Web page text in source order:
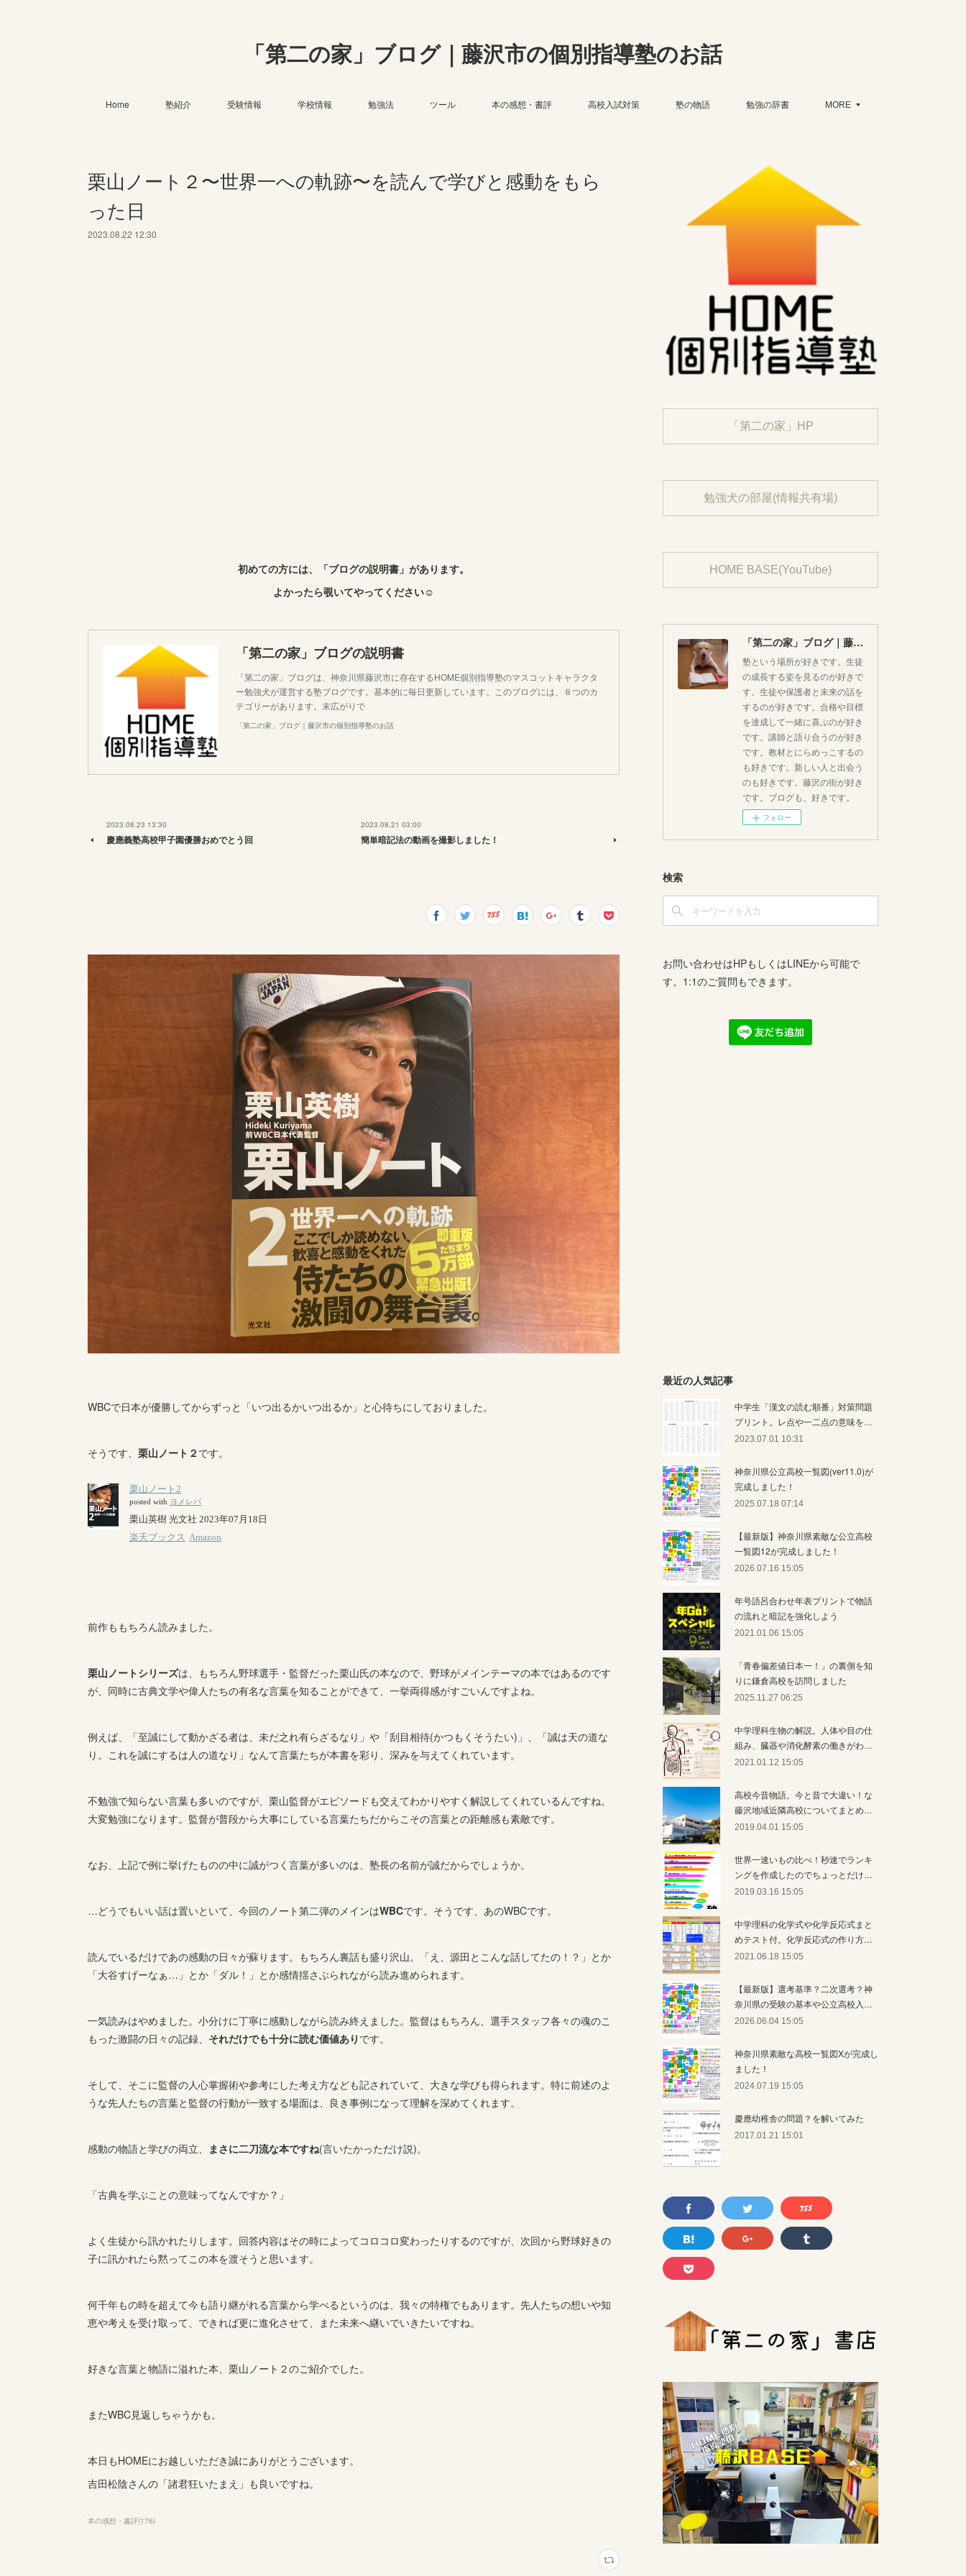
「第二の家」ブログ｜藤沢市の個別指導塾のお話
Home 塾紹介 受験情報 学校情報 勉強法 ツール 本の感想・書評 高校入試対策 塾の物語 勉強の辞書 MORE
栗山ノート２〜世界一への軌跡〜を読んで学びと感動をもら
った日
2023.08.22 12:30
初めての方には、「ブログの説明書」があります。
よかったら覗いてやってください☺︎
「第二の家」ブログの説明書
「第二の家」ブログは、神奈川県藤沢市に存在するHOME個別指導塾のマスコットキャラクタ
ー勉強犬が運営する塾ブログです。基本的に毎日更新しています。このブログには、８つのカ
テゴリーがあります。末広がりで
「第二の家」ブログ｜藤沢市の個別指導塾のお話
2023.08.23 13:30
慶應義塾高校甲子園優勝おめでとう回
2023.08.21 03:00
簡単暗記法の動画を撮影しました！
WBCで日本が優勝してからずっと「いつ出るかいつ出るか」と心待ちにしておりました。
そうです、 栗山ノート２ です。
前作ももちろん読みました。
栗山ノートシリーズは、もちろん野球選手・監督だった栗山氏の本なので、野球がメインテーマの本ではあるのです
が、同時に古典文学や偉人たちの有名な言葉を知ることができて、一挙両得感がすごいんですよね。
例えば、「至誠にして動かざる者は、未だ之れ有らざるなり」や「刮目相待(かつもくそうたい)」、「誠は天の道な
り。これを誠にするは人の道なり」なんて言葉たちが本書を彩り、深みを与えてくれています。
不勉強で知らない言葉も多いのですが、栗山監督がエピソードも交えてわかりやすく解説してくれているんですね。
大変勉強になります。監督が普段から大事にしている言葉たちだからこその言葉との距離感も素敵です。
なお、上記で例に挙げたものの中に誠がつく言葉が多いのは、塾長の名前が誠だからでしょうか。
…どうでもいい話は置いといて、今回のノート第二弾のメインはWBCです。そうです、あのWBCです。
読んでいるだけであの感動の日々が蘇ります。もちろん裏話も盛り沢山。「え、源田とこんな話してたの！？」とか
「大谷すげーなぁ…」とか「ダル！」とか感情揺さぶられながら読み進められます。
一気読みはやめました。小分けに丁寧に感動しながら読み終えました。監督はもちろん、選手スタッフ各々の魂のこ
もった激闘の日々の記録、 それだけでも十分に読む価値あり です。
そして、そこに監督の人心掌握術や参考にした考え方なども記されていて、大きな学びも得られます。特に前述のよ
うな先人たちの言葉と監督の行動が一致する場面は、良き事例になって理解を深めてくれます。
感動の物語と学びの両立、 まさに二刀流な本ですね(言いたかっただけ説)。
「古典を学ぶことの意味ってなんですか？」
よく生徒から訊かれたりします。回答内容はその時によってコロコロ変わったりするのですが、次回から野球好きの
子に訊かれたら黙ってこの本を渡そうと思います。
何千年もの時を超えて今も語り継がれる言葉から学べるというのは、我々の特権でもあります。先人たちの想いや知
恵や考えを受け取って、できれば更に進化させて、また未来へ継いでいきたいですね。
好きな言葉と物語に溢れた本、栗山ノート２のご紹介でした。
またWBC見返しちゃうかも。
本日もHOMEにお越しいただき誠にありがとうございます。
吉田松陰さんの「諸君狂いたまえ」も良いですね。
本の感想・書評(176)
「第二の家」HP
勉強犬の部屋(情報共有場)
HOME BASE(YouTube)
「第二の家」ブログ｜藤沢市の個別指導塾のお話
塾という場所が好きです。生徒
の成長する姿を見るのが好きで
す。生徒や保護者と未来の話を
するのが好きです。合格や目標
を達成して一緒に喜ぶのが好き
です。講師と語り合うのが好き
です。教材とにらめっこするの
も好きです。新しい人と出会う
のも好きです。藤沢の街が好き
です。ブログも、好きです。
フォロー
検索
お問い合わせはHPもしくはLINEから可能で
す。1:1のご質問もできます。
最近の人気記事
中学生「漢文の読む順番」対策問題
プリント。レ点や一二点の意味を…
2023.07.01 10:31
神奈川県公立高校一覧図(ver11.0)が
完成しました！
2025.07.18 07:14
【最新版】神奈川県素敵な公立高校
一覧図12が完成しました！
2026.07.16 15:05
年号語呂合わせ年表プリントで物語
の流れと暗記を強化しよう
2021.01.06 15:05
「青春偏差値日本一！」の裏側を知
りに鎌倉高校を訪問しました
2025.11.27 06:25
中学理科生物の解説。人体や目の仕
組み、臓器や消化酵素の働きがわ…
2021.01.12 15:05
高校今昔物語。今と昔で大違い！な
藤沢地域近隣高校についてまとめ…
2019.04.01 15:05
世界一速いもの比べ！秒速でランキ
ングを作成したのでちょっとだけ…
2019.03.16 15:05
中学理科の化学式や化学反応式まと
めテスト付。化学反応式の作り方…
2021.06.18 15:05
【最新版】選考基準？二次選考？神
奈川県の受験の基本や公立高校入…
2026.06.04 15:05
神奈川県素敵な高校一覧図Xが完成し
ました！
2024.07.19 15:05
慶應幼稚舎の問題？を解いてみた
2017.01.21 15:01